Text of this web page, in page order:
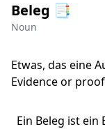
Beleg 📑
Noun
Etwas, das eine
Evidence or
Ein Beleg ist